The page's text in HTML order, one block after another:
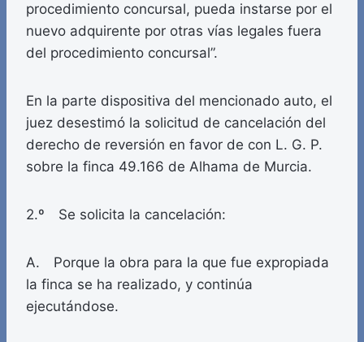
procedimiento concursal, pueda instarse por el
nuevo adquirente por otras vías legales fuera
del procedimiento concursal”.
En la parte dispositiva del mencionado auto, el
juez desestimó la solicitud de cancelación del
derecho de reversión en favor de con L. G. P.
sobre la finca 49.166 de Alhama de Murcia.
2.º Se solicita la cancelación:
A. Porque la obra para la que fue expropiada
la finca se ha realizado, y continúa
ejecutándose.